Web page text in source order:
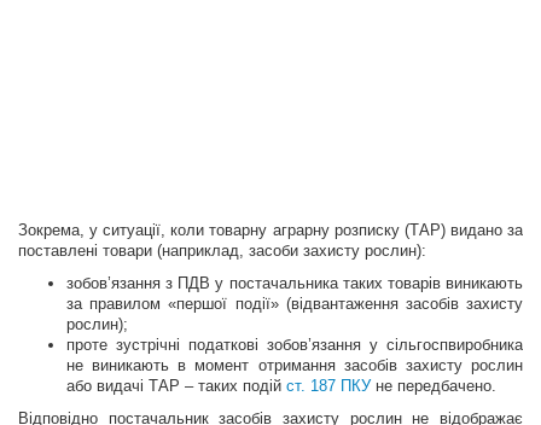
Зокрема, у ситуації, коли товарну аграрну розписку (ТАР) видано за
поставлені товари (наприклад, засоби захисту рослин):
зобов’язання з ПДВ у постачальника таких товарів виникають
за правилом «першої події» (відвантаження засобів захисту
рослин);
проте зустрічні податкові зобов’язання у сільгоспвиробника
не виникають в момент отримання засобів захисту рослин
або видачі ТАР – таких подій ст. 187 ПКУне передбачено.
Відповідно постачальник засобів захисту рослин не відображає